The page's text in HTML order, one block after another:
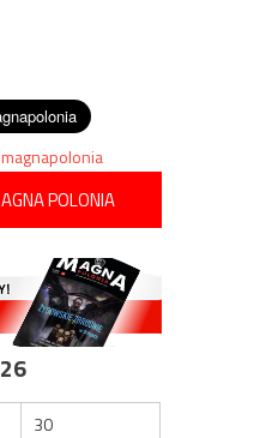
POLONIA
30